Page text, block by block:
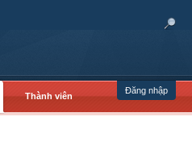
Đăng nhập
Thành viên